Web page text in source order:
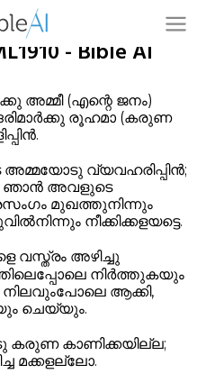
- Bible AI
അമ്മീ (എന്റെ ജനം)
രൂഹമാ (കരുണ
അമ്മയോടു വ്യവഹരിപ്പിൻ;
ഞാൻ അവളുടെ
മുഖത്തുനിന്നും
നീക്കിക്കളയട്ടെ.
വസ്ത്രം അഴിച്ചു
നിർത്തുകയും
ആക്കി,
ചെയ്യും.
കാണിക്കയില്ല;
മക്കളല്ലോ.